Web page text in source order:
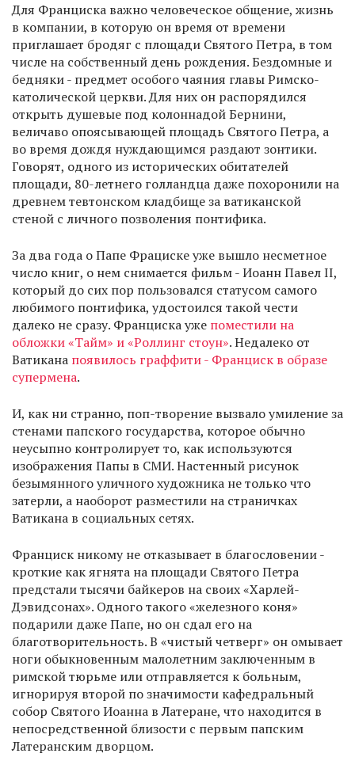
Для Франциска важно человеческое общение, жизнь
в компании, в которую он время от времени
приглашает бродяг с площади Святого Петра, в том
числе на собственный день рождения. Бездомные и
бедняки - предмет особого чаяния главы Римско-
католической церкви. Для них он распорядился
открыть душевые под колоннадой Бернини,
величаво опоясывающей площадь Святого Петра, а
во время дождя нуждающимся раздают зонтики.
Говорят, одного из исторических обитателей
площади, 80-летнего голландца даже похоронили на
древнем тевтонском кладбище за ватиканской
стеной с личного позволения понтифика.
За два года о Папе Фрациске уже вышло несметное
число книг, о нем снимается фильм - Иоанн Павел II,
который до сих пор пользовался статусом самого
любимого понтифика, удостоился такой чести
далеко не сразу. Франциска уже поместили на
обложки «Тайм» и «Роллинг стоун». Недалеко от
Ватикана появилось граффити - Франциск в образе
супермена.
И, как ни странно, поп-творение вызвало умиление за
стенами папского государства, которое обычно
неусыпно контролирует то, как используются
изображения Папы в СМИ. Настенный рисунок
безымянного уличного художника не только что
затерли, а наоборот разместили на страничках
Ватикана в социальных сетях.
Франциск никому не отказывает в благословении -
кроткие как ягнята на площади Святого Петра
предстали тысячи байкеров на своих «Харлей-
Дэвидсонах». Одного такого «железного коня»
подарили даже Папе, но он сдал его на
благотворительность. В «чистый четверг» он омывает
ноги обыкновенным малолетним заключенным в
римской тюрьме или отправляется к больным,
игнорируя второй по значимости кафедральный
собор Святого Иоанна в Латеране, что находится в
непосредственной близости с первым папским
Латеранским дворцом.